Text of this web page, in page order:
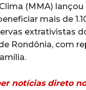
(MMA)
mais de
extrativistas
Rondônia, com
notícias direto